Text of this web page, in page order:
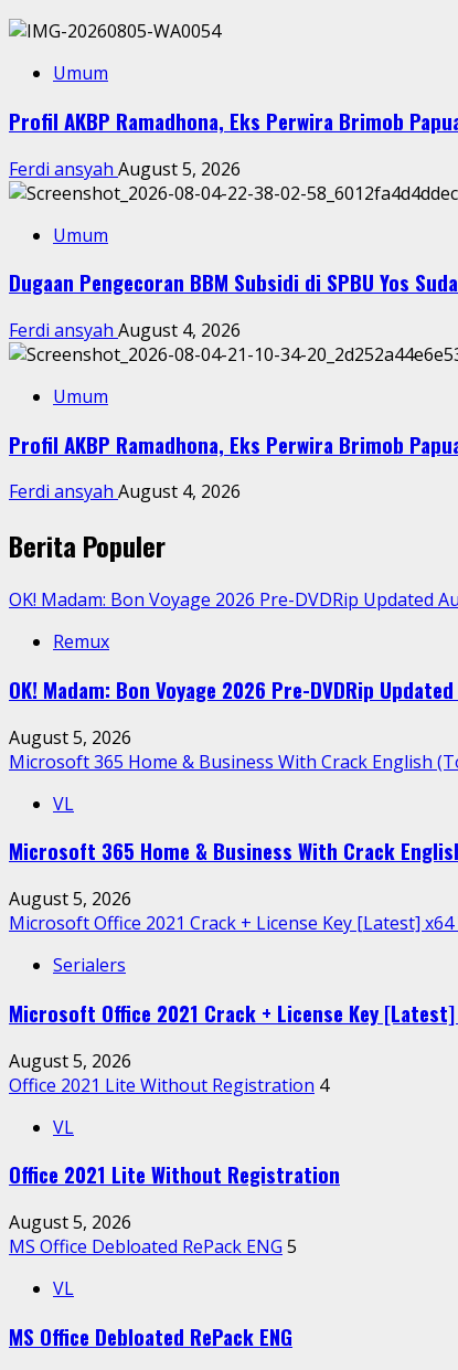
Umum
Profil AKBP Ramadhona, Eks Perwira Brimob
Ferdi ansyah August 5, 2026
Umum
Dugaan Pengecoran BBM Subsidi di SPBU Yos
Ferdi ansyah August 4, 2026
Umum
Profil AKBP Ramadhona, Eks Perwira Brimob
Ferdi ansyah August 4, 2026
Berita Populer
OK! Madam: Bon Voyage 2026 Pre-DVDRip Updated
Remux
OK! Madam: Bon Voyage 2026 Pre-DVDRip
August 5, 2026
Microsoft 365 Home & Business With Crack English
VL
Microsoft 365 Home & Business With Crack
August 5, 2026
Microsoft Office 2021 Crack + License Key [Latest]
Serialers
Microsoft Office 2021 Crack + License Key [Latest]
August 5, 2026
Office 2021 Lite Without Registration 4
VL
Office 2021 Lite Without Registration
August 5, 2026
MS Office Debloated RePack ENG 5
VL
MS Office Debloated RePack ENG